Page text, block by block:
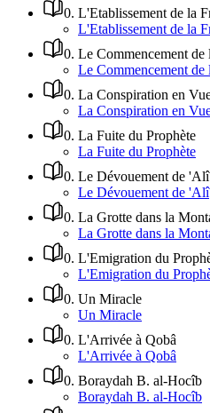
0. L'Etablissement de la
L'Etablissement de la
0. Le Commencement
Le Commencement
0. La Conspiration en
La Conspiration en
0. La Fuite du Prophète
La Fuite du Prophète
0. Le Dévouement de 'Alî
Le Dévouement de 'Alî
0. La Grotte dans la
La Grotte dans la
0. L'Emigration du
L'Emigration du
0. Un Miracle
Un Miracle
0. L'Arrivée à Qobâ
L'Arrivée à Qobâ
0. Boraydah B. al-Hocîb
Boraydah B. al-Hocîb